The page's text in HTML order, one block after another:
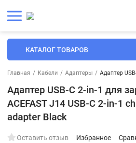
КАТАЛОГ ТОВАРОВ
Главная / Кабели / Адаптеры / Адаптер
Адаптер USB-C 2-in-1 для
ACEFAST J14 USB-C 2-in-1
adapter Black
Оставить отзыв Избранное